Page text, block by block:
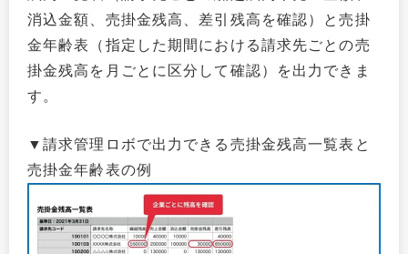
消込金額、売掛金残高、差引残高を確認）と売掛
金年齢表（指定した期間における請求先ごとの売
掛金残高を月ごとに区分して確認）を出力できま
す。
▼請求管理ロボで出力できる売掛金残高一覧表と
売掛金年齢表の例